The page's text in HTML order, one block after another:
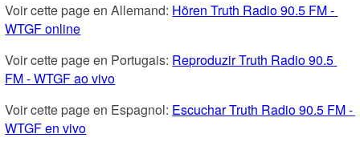
Voir cette page en Allemand: Hören Truth Radio 90.5 FM -
WTGF online
Voir cette page en Portugais: Reproduzir Truth Radio 90.5
FM - WTGF ao vivo
Voir cette page en Espagnol: Escuchar Truth Radio 90.5 FM -
WTGF en vivo